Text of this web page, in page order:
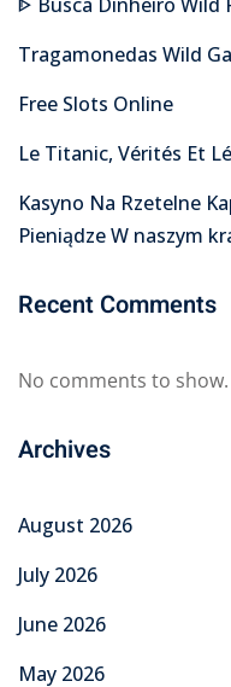
Tragamonedas Wild
Free Slots Online
Le Titanic, Vérités Et
Kasyno Na Rzetelne
Pieniądze W naszym
Recent Comments
No comments to show.
Archives
August 2026
July 2026
June 2026
May 2026